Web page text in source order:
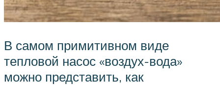
В самом примитивном виде
тепловой насос «воздух-вода»
можно представить, как